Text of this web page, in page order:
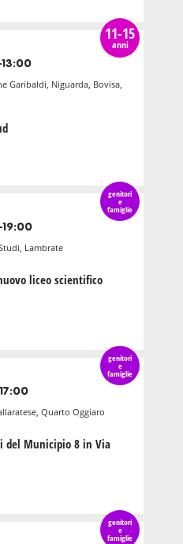
11-15
anni
Garibaldi, Niguarda, Bovisa,
genitori
e
famiglie
Lambrate
liceo scientifico
genitori
e
famiglie
Quarto Oggiaro
del Municipio 8 in Via
genitori
e
famiglie